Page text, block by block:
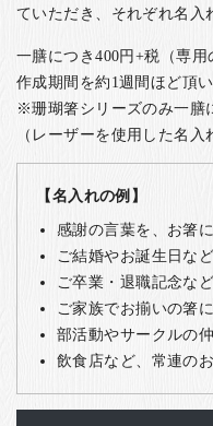
ていただき、それぞれ名入
一膳につき400円+税（専用
作成期間を約1週間ほど頂い
※珊瑚箸シリーズのみ一膳
（レーザーを使用した名入
【名入れの例】
感謝の言葉を、お箸
ご結婚やお誕生日な
ご卒業・退職記念な
ご家族でお揃いの箸
部活動やサークルの
飲食店など、常連の